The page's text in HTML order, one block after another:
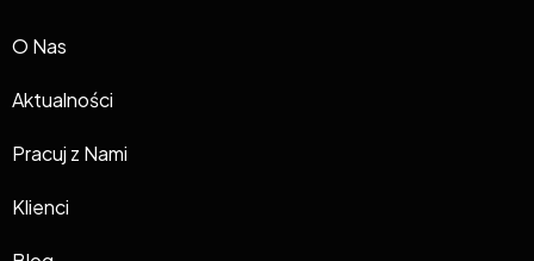
O Nas
Aktualności
Pracuj z Nami
Klienci